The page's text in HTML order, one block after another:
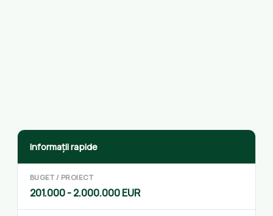
Informații rapide
BUGET / PROIECT
201.000 - 2.000.000 EUR